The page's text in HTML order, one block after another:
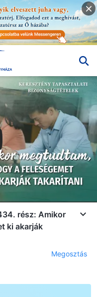
rész: Amikor
ki akarják
Megosztás